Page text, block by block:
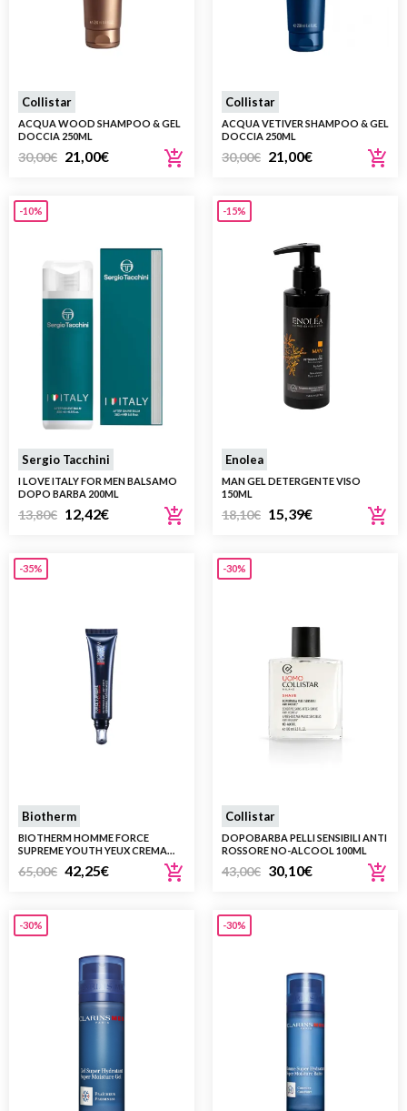
Collistar
ACQUA WOOD SHAMPOO & GEL
DOCCIA 250ML
30,00€ 21,00€
Collistar
ACQUA VETIVER SHAMPOO & GEL
DOCCIA 250ML
30,00€ 21,00€
-10%
Sergio Tacchini
I LOVE ITALY FOR MEN BALSAMO
DOPO BARBA 200ML
13,80€ 12,42€
-15%
Enolea
MAN GEL DETERGENTE VISO
150ML
18,10€ 15,39€
-35%
Biotherm
BIOTHERM HOMME FORCE
SUPREME YOUTH YEUX CREMA
65,00€ 42,25€
-30%
Collistar
DOPOBARBA PELLI SENSIBILI ANTI
ROSSORE NO-ALCOOL 100ML
43,00€ 30,10€
-30% -30%